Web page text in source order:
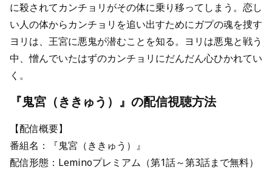
に殺されてカンチョリがその体に乗り移ってしまう。恋し
い人の体からカンチョリを追い出すためにガプの魂を捜す
ヨリは、王宮に悪鬼が潜むことを知る。ヨリは悪鬼と戦う
中、憎んでいたはずのカンチョリにだんだん心ひかれてい
く。
『鬼宮（ききゅう）』の配信視聴方法
【配信概要】
番組名：『鬼宮（ききゅう）』
配信形態：Leminoプレミアム（第1話～第3話まで無料）